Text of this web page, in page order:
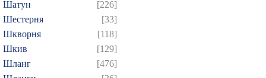
Шатун
[226]
Шестерня
[33]
Шкворня
[118]
Шкив
[129]
Шланг
[476]